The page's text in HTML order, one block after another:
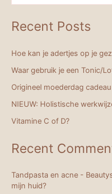
Recent Posts
Hoe kan je adertjes op je
Waar gebruik je een Tonic/
Origineel moederdag cadeau
NIEUW: Holistische
Vitamine C of D?
Recent
Tandpasta en acne -
mijn huid?